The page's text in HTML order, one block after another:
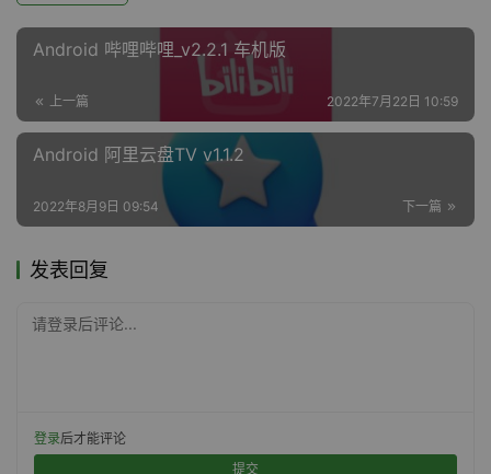
Android 哔哩哔哩_v2.2.1 车机版
上一篇 2022年7月22日 10:59
Android 阿里云盘TV v1.1.2
下一篇
2022年8月9日 09:54
发表回复
请登录后评论...
登录后才能评论
提交